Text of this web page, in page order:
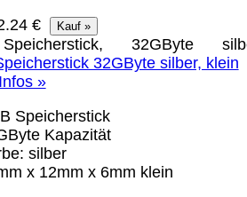
€
32GByte
»
Speicherstick
Kapazität
silber
x 12mm x 6mm klein